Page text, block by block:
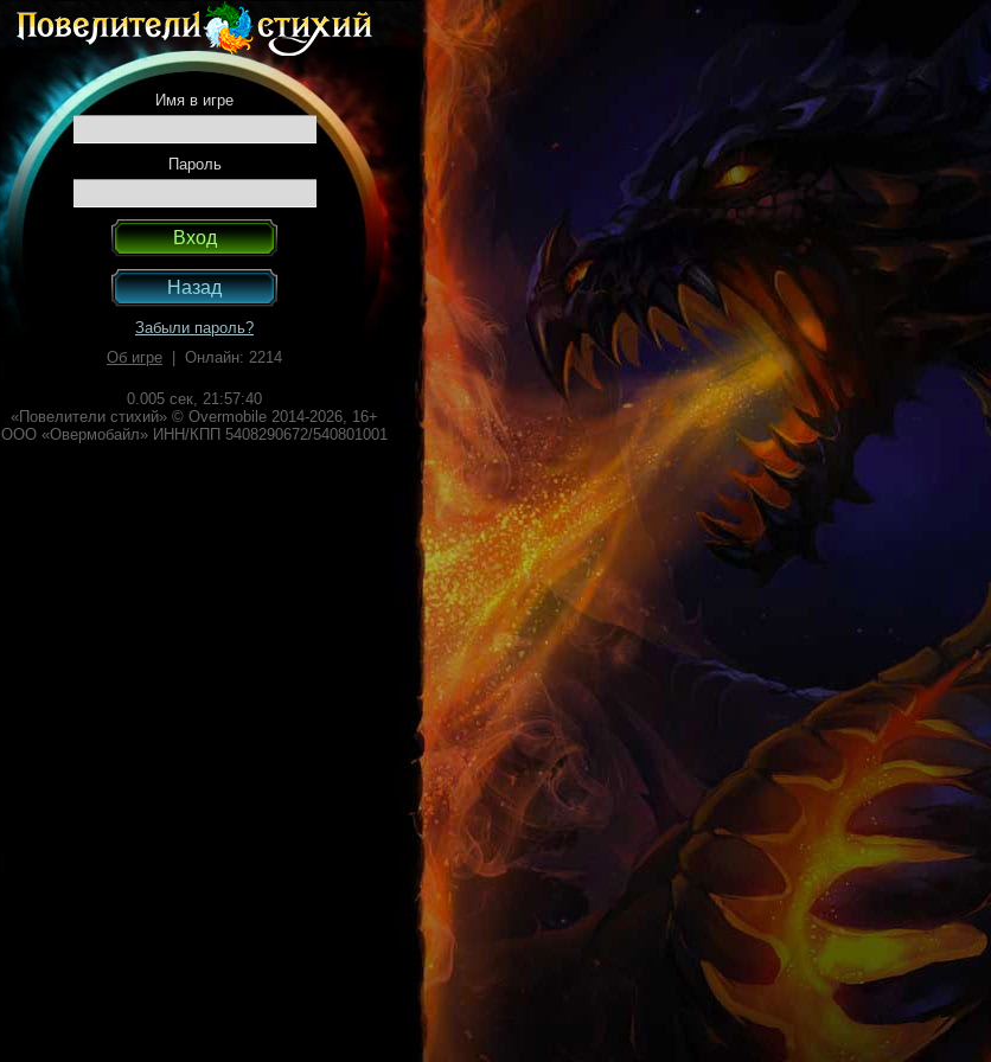
Имя в игре
Пароль
Назад
Забыли пароль?
Об игре | Онлайн: 2214
0.005 сек, 21:57:40
«Повелители стихий» © Overmobile 2014-2026, 16+
ООО «Овермобайл» ИНН/КПП 5408290672/540801001